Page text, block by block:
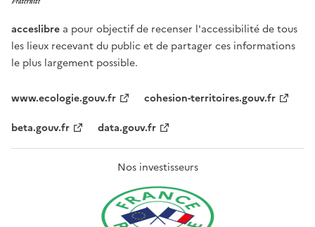
acceslibre a pour objectif de recenser l'accessibilité de tous
les lieux recevant du public et de partager ces informations
le plus largement possible.
www.ecologie.gouv.fr
cohesion-territoires.gouv.fr
beta.gouv.fr
data.gouv.fr
Nos investisseurs